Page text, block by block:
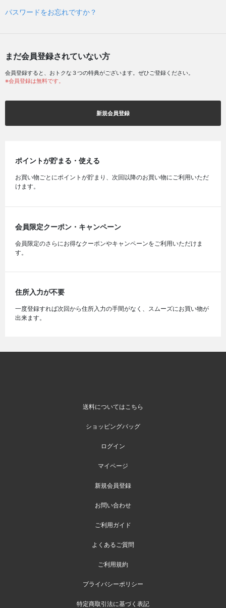
パスワードをお忘れですか？
まだ会員登録されていない方
会員登録すると、おトクな３つの特典がございます。ぜひご登録ください。
※会員登録は無料です。
新規会員登録
ポイントが貯まる・使える
お買い物ごとにポイントが貯まり、次回以降のお買い物にご利用いただ
けます。
会員限定クーポン・キャンペーン
会員限定のさらにお得なクーポンやキャンペーンをご利用いただけま
す。
住所入力が不要
一度登録すれば次回から住所入力の手間がなく、スムーズにお買い物が
出来ます。
送料についてはこちら
ショッピングバッグ
ログイン
マイページ
新規会員登録
お問い合わせ
ご利用ガイド
よくあるご質問
ご利用規約
プライバシーポリシー
特定商取引法に基づく表記